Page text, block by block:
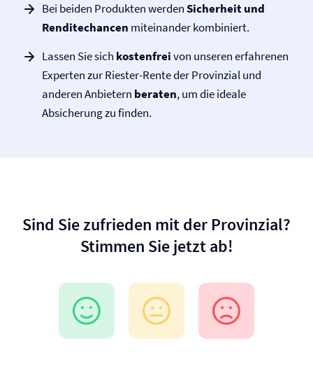
Bei beiden Produkten werdenSicherheit und
Renditechancen miteinander kombiniert.
Lassen Sie sich kostenfreivon unseren erfahrenen
Experten zur Riester-Rente der Provinzial und
anderen Anbietern beraten, um die ideale
Absicherung zu finden.
Sind Sie zufrieden mit der Provinzial?
Stimmen Sie jetzt ab!